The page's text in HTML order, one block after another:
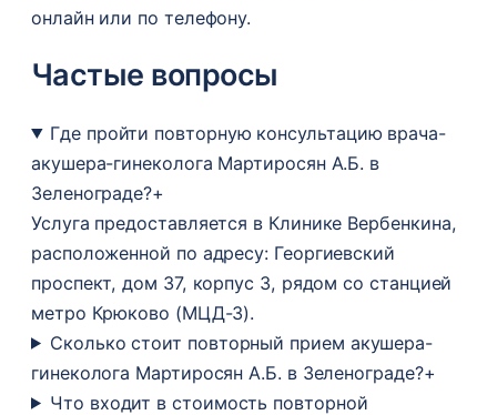
онлайн или по телефону.
Частые вопросы
Где пройти повторную консультацию врача-
акушера-гинеколога Мартиросян А.Б. в
Зеленограде?+
Услуга предоставляется в Клинике Вербенкина,
расположенной по адресу: Георгиевский
проспект, дом 37, корпус 3, рядом со станцией
метро Крюково (МЦД-3).
Сколько стоит повторный прием акушера-
гинеколога Мартиросян А.Б. в Зеленограде?+
Что входит в стоимость повторной